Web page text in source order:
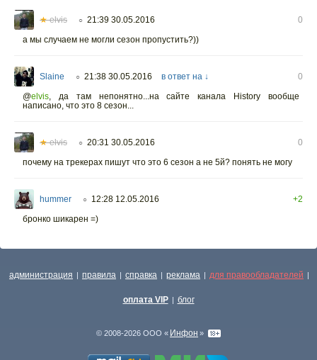
★elvis ○ 21:39 30.05.2016
0
а мы случаем не могли сезон пропустить?))
Slaine ○ 21:38 30.05.2016 в ответ на ↓
0
@elvis
да там непонятно...на сайте канала History вообще
написано, что это 8 сезон...
★elvis ○ 20:31 30.05.2016
0
почему на трекерах пишут что это 6 сезон а не 5й? понять не могу
hummer ○ 12:28 12.05.2016
+2
бронко шикарен =)
администрация | правила | справка | реклама | для правообладателей |
оплата VIP | блог
© 2008-2026 ООО « Инфон »